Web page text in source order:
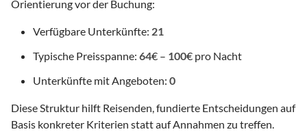
Orientierung vor der Buchung:
Verfügbare Unterkünfte: 21
Typische Preisspanne: 64€ – 100€ pro Nacht
Unterkünfte mit Angeboten: 0
Diese Struktur hilft Reisenden, fundierte Entscheidungen auf
Basis konkreter Kriterien statt auf Annahmen zu treffen.